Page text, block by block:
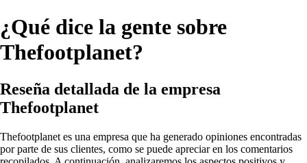
¿Qué dice la gente sobre
Thefootplanet?
Reseña detallada de la empresa
Thefootplanet
Thefootplanet es una empresa que ha generado opiniones encontradas
por parte de sus clientes, como se puede apreciar en los comentarios